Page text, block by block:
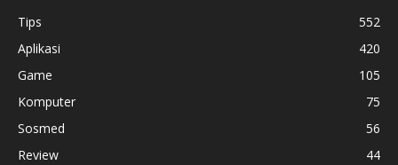
Tips
552
Aplikasi
420
Game
105
Komputer
75
Sosmed
56
Review
44